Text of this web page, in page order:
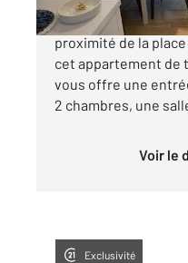
REIMS - Dans une
proximité de la
cet appartement de
vous offre une
2 chambres, une
Voir
Exclusivité